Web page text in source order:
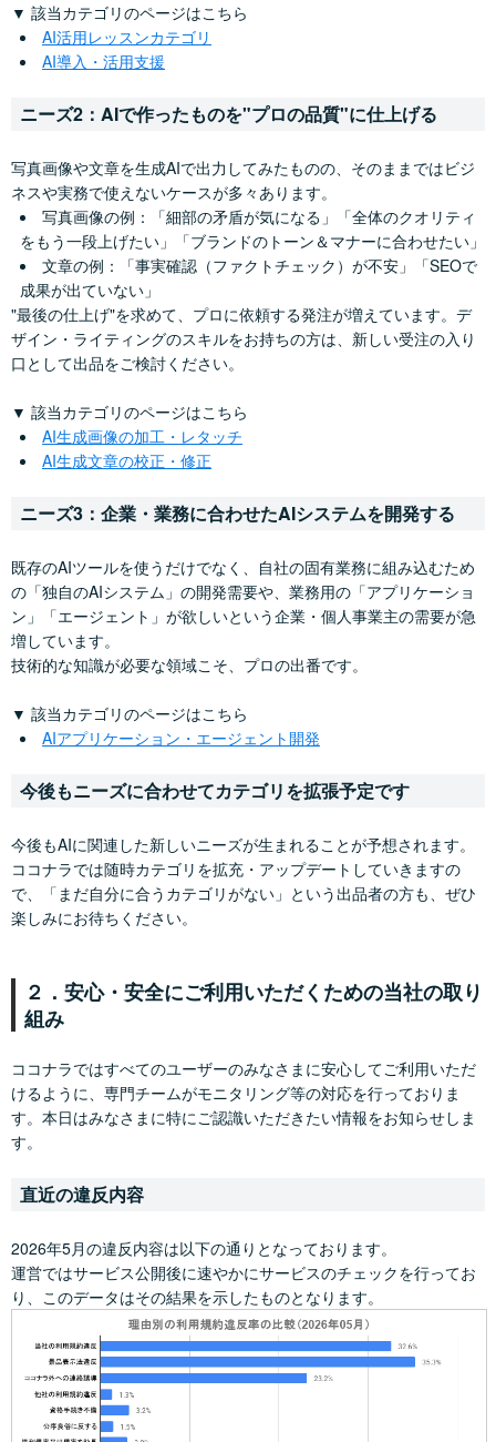
▼ 該当カテゴリのページはこちら
AI活用レッスンカテゴリ
AI導入・活用支援
ニーズ2：AIで作ったものを"プロの品質"に仕上げる
写真画像や文章を生成AIで出力してみたものの、そのままではビジ
ネスや実務で使えないケースが多々あります。
写真画像の例：「細部の矛盾が気になる」「全体のクオリティ
をもう一段上げたい」「ブランドのトーン＆マナーに合わせたい」
文章の例：「事実確認（ファクトチェック）が不安」「SEOで
成果が出ていない」
"最後の仕上げ"を求めて、プロに依頼する発注が増えています。デ
ザイン・ライティングのスキルをお持ちの方は、新しい受注の入り
口として出品をご検討ください。
▼ 該当カテゴリのページはこちら
AI生成画像の加工・レタッチ
AI生成文章の校正・修正
ニーズ3：企業・業務に合わせたAIシステムを開発する
既存のAIツールを使うだけでなく、自社の固有業務に組み込むため
の「独自のAIシステム」の開発需要や、業務用の「アプリケーショ
ン」「エージェント」が欲しいという企業・個人事業主の需要が急
増しています。
技術的な知識が必要な領域こそ、プロの出番です。
▼ 該当カテゴリのページはこちら
AIアプリケーション・エージェント開発
今後もニーズに合わせてカテゴリを拡張予定です
今後もAIに関連した新しいニーズが生まれることが予想されます。
ココナラでは随時カテゴリを拡充・アップデートしていきますの
で、「まだ自分に合うカテゴリがない」という出品者の方も、ぜひ
楽しみにお待ちください。
２．安心・安全にご利用いただくための当社の取り
組み
ココナラではすべてのユーザーのみなさまに安心してご利用いただ
けるように、専門チームがモニタリング等の対応を行っておりま
す。本日はみなさまに特にご認識いただきたい情報をお知らせしま
す。
直近の違反内容
2026年5月の違反内容は以下の通りとなっております。
運営ではサービス公開後に速やかにサービスのチェックを行ってお
り、このデータはその結果を示したものとなります。